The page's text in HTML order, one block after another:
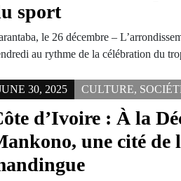
sport
le 26 décembre –
au rythme de la célébration du
30, 2025 CULTURE,
d’Ivoire : À la
une cité de